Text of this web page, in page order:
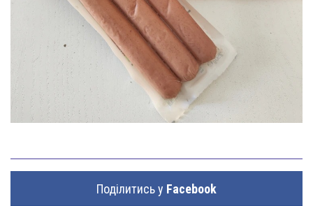
Поділитись у Facebook